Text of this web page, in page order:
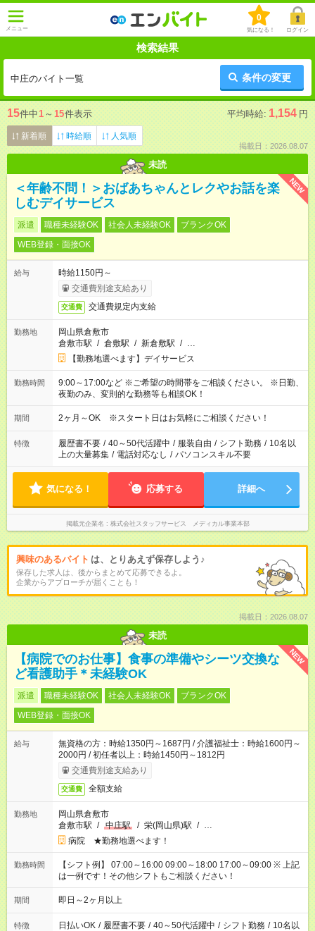
メニュー
0
気になる！ ログイン
検索結果
中庄のバイト一覧 条件の変更
15件中1 ～ 15件表示 平均時給: 1,154 円
新着順 時給順 人気順
掲載日：2026.08.07
未読
NEW
＜年齢不問！＞おばあちゃんとレクやお話を楽
しむデイサービス
派遣 職種未経験OK 社会人未経験OK
ブランクOK
WEB登録・面接OK
給与
時給1150円～
交通費別途支給あり
交通費 交通費規定内支給
勤務地
岡山県倉敷市
倉敷市駅 / 倉敷駅 / 新倉敷駅 / …
【勤務地選べます】デイサービス
勤務時間
9:00～17:00など ※ご希望の時間帯をご相談ください。 ※日勤、
夜勤のみ、変則的な勤務等も相談OK！
期間 2ヶ月～OK ※スタート日はお気軽にご相談ください！
特徴 履歴書不要 / 40～50代活躍中 / 服装自由 / シフト勤務 / 10名以
上の大量募集 / 電話対応なし / パソコンスキル不要
気になる！ 応募する 詳細へ
掲載元企業名 株式会社スタッフサービス メディカル事業本部
興味のあるバイト は、とりあえず保存しよう♪
保存した求人は、後からまとめて応募できるよ。
企業からアプローチが届くことも！
掲載日：2026.08.07
未読
NEW
【病院でのお仕事】食事の準備やシーツ交換な
ど看護助手＊未経験OK
派遣 職種未経験OK 社会人未経験OK
ブランクOK
WEB登録・面接OK
給与
無資格の方：時給1350円～1687円 / 介護福祉士：時給1600円～
2000円 / 初任者以上：時給1450円～1812円
交通費別途支給あり
交通費 全額支給
勤務地
岡山県倉敷市
倉敷市駅 / 中庄駅 / 栄(岡山県)駅 / …
病院 ★勤務地選べます！
勤務時間
【シフト例】 07:00～16:00 09:00～18:00 17:00～09:00 ※ 上記
は一例です！その他シフトもご相談ください！
期間 即日～2ヶ月以上
特徴 日払いOK / 履歴書不要 / 40～50代活躍中 / シフト勤務 / 10名以